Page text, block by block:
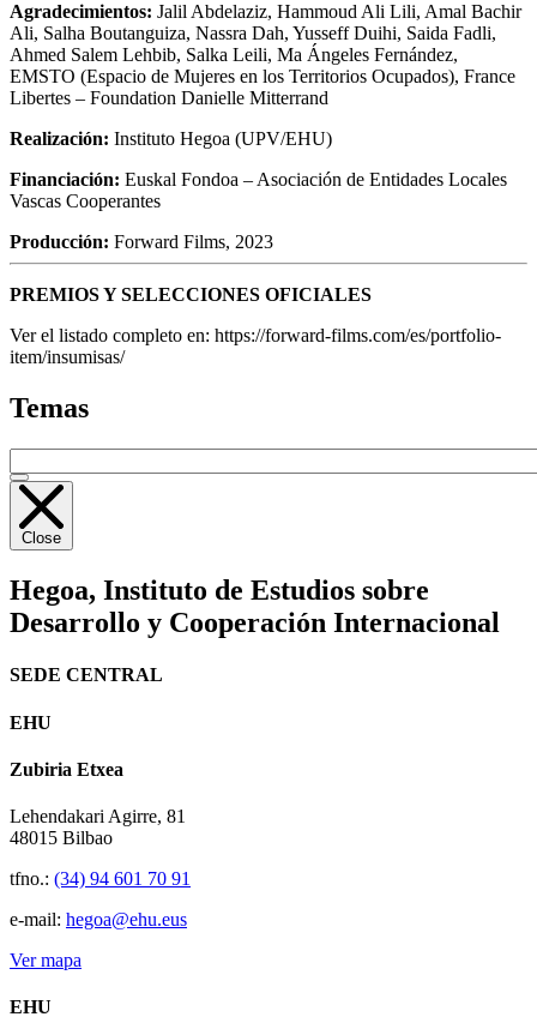
Agradecimientos: Jalil Abdelaziz, Hammoud Ali Lili, Amal Bachir
Ali, Salha Boutanguiza, Nassra Dah, Yusseff Duihi, Saida Fadli,
Ahmed Salem Lehbib, Salka Leili, Ma Ángeles Fernández,
EMSTO (Espacio de Mujeres en los Territorios Ocupados), France
Libertes – Foundation Danielle Mitterrand
Realización: Instituto Hegoa (UPV/EHU)
Financiación: Euskal Fondoa – Asociación de Entidades Locales
Vascas Cooperantes
Producción: Forward Films, 2023
PREMIOSYSELECCIONES OFICIALES
Ver el listado completo en: https://forward-films.com/es/portfolio-
item/insumisas/
Temas
Close
Hegoa, Instituto de Estudios sobre
Desarrollo y Cooperación Internacional
SEDE CENTRAL
EHU
Zubiria Etxea
Lehendakari Agirre, 81
48015 Bilbao
tfno.: (34) 94 601 70 91
e-mail: hegoa@ehu.eus
Ver mapa
EHU